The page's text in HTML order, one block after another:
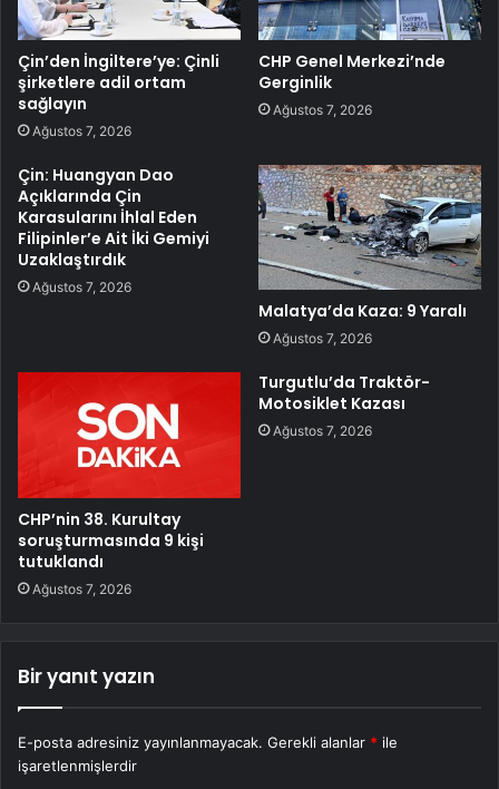
Çin’den İngiltere’ye: Çinli
şirketlere adil ortam
sağlayın
Ağustos 7, 2026
CHP Genel Merkezi’nde
Gerginlik
Ağustos 7, 2026
Çin: Huangyan Dao
Açıklarında Çin
Karasularını İhlal Eden
Filipinler’e Ait İki Gemiyi
Uzaklaştırdık
Ağustos 7, 2026
Malatya’da Kaza: 9 Yaralı
Ağustos 7, 2026
CHP’nin 38. Kurultay
soruşturmasında 9 kişi
tutuklandı
Ağustos 7, 2026
Turgutlu’da Traktör-
Motosiklet Kazası
Ağustos 7, 2026
Bir yanıt yazın
E-posta adresiniz yayınlanmayacak. Gerekli alanlar * ile
işaretlenmişlerdir